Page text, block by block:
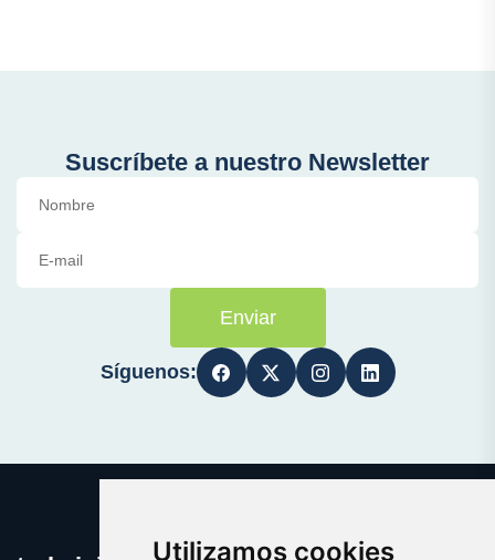
Utilizamos cookies
Suscríbete a nuestro Newsletter
Enviar
Síguenos: